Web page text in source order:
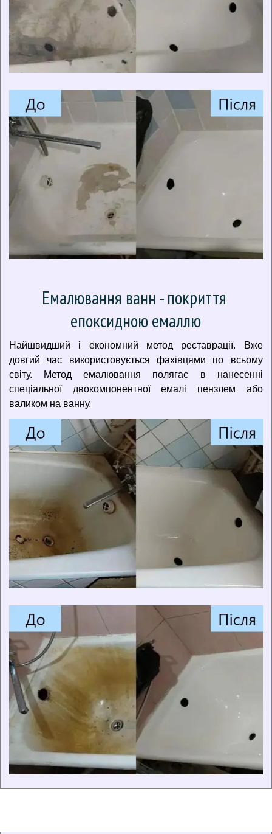
Емалювання ванн - покриття
епоксидною емаллю
Найшвидший і економний метод реставрації. Вже
довгий час використовується фахівцями по всьому
світу. Метод емалювання полягає в нанесенні
спеціальної двокомпонентної емалі пензлем або
валиком на ванну.